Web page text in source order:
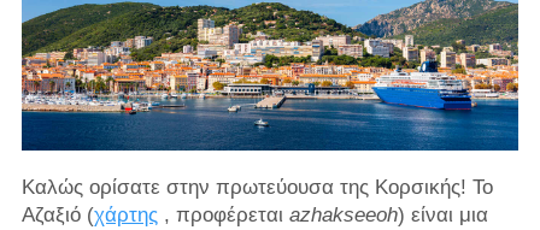
Καλώς ορίσατε στην πρωτεύουσα της Κορσικής! Το
Αζαξιό (χάρτης , προφέρεται azhakseeoh) είναι μια